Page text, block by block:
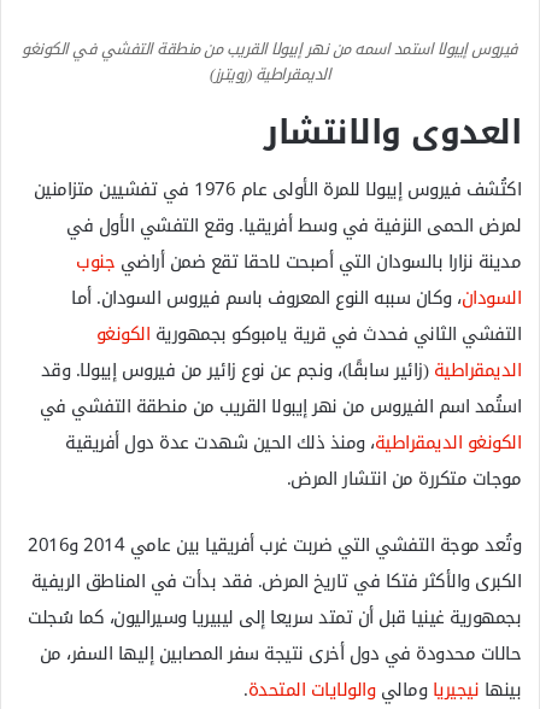
فيروس إيبولا استمد اسمه من نهر إيبولا القريب من منطقة التفشي في الكونغو
الديمقراطية (رويترز)
العدوى والانتشار
اكتُشف فيروس إيبولا للمرة الأولى عام 1976 في تفشيين متزامنين
لمرض الحمى النزفية في وسط أفريقيا. وقع التفشي الأول في
مدينة نزارا بالسودان التي أصبحت لاحقا تقع ضمن أراضي جنوب
السودان، وكان سببه النوع المعروف باسم فيروس السودان. أما
التفشي الثاني فحدث في قرية يامبوكو بجمهورية الكونغو
الديمقراطية(زائير سابقًا)، ونجم عن نوع زائير من فيروس إيبولا. وقد
استُمد اسم الفيروس من نهر إيبولا القريب من منطقة التفشي في
الكونغو الديمقراطية، ومنذ ذلك الحين شهدت عدة دول أفريقية
موجات متكررة من انتشار المرض.
وتُعد موجة التفشي التي ضربت غرب أفريقيا بين عامي 2014 و2016
الكبرى والأكثر فتكا في تاريخ المرض. فقد بدأت في المناطق الريفية
بجمهورية غينيا قبل أن تمتد سريعا إلى ليبيريا وسيراليون، كما سُجلت
حالات محدودة في دول أخرى نتيجة سفر المصابين إليها السفر، من
بينها نيجيرياوماليوالولايات المتحدة.